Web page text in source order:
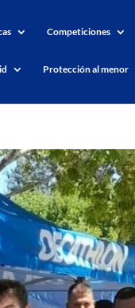
Competiciones
Protección al menor